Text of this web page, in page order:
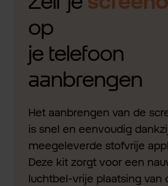
op
je telefoon
aanbrengen
Het aanbrengen van de
is snel en eenvoudig
meegeleverde stofvrije
Deze kit zorgt voor een
luchtbel-vrije plaatsing van